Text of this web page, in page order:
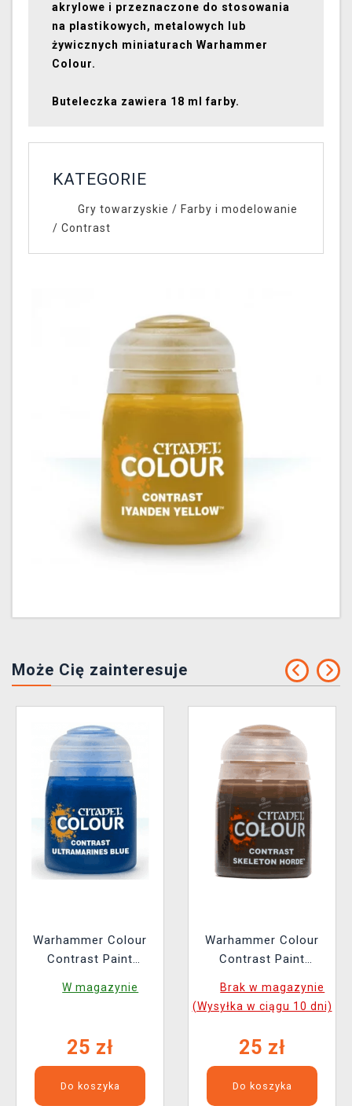
akrylowe i przeznaczone do stosowania
na plastikowych, metalowych lub
żywicznych miniaturach Warhammer
Colour.
Buteleczka zawiera 18 ml farby.
KATEGORIE
Gry towarzyskie / Farby i modelowanie
/ Contrast
Może Cię zainteresuje
Warhammer Colour
Contrast Paint
niebieski
W magazynie
25 zł
Do koszyka
Warhammer Colour
Contrast Paint
brązowy
Brak w magazynie
(Wysyłka w ciągu 10 dni)
25 zł
Do koszyka